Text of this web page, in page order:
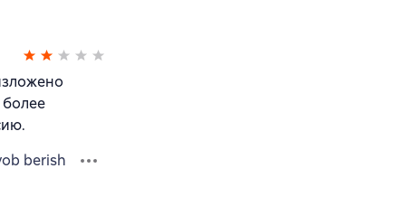
berish